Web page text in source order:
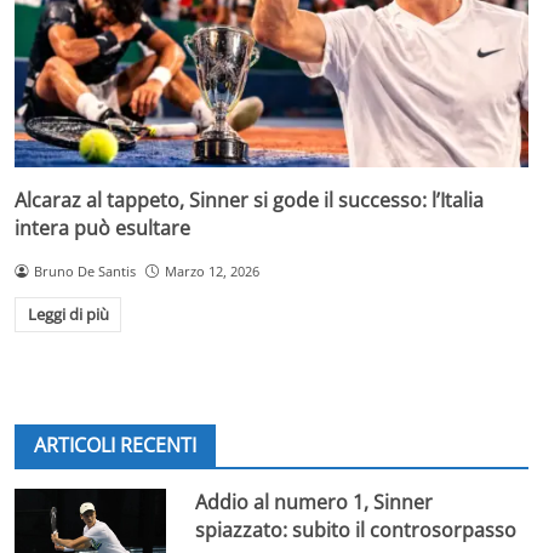
Alcaraz al tappeto, Sinner si gode il successo: l’Italia
intera può esultare
Bruno De Santis Marzo 12, 2026
Leggi di più
ARTICOLI RECENTI
Addio al numero 1, Sinner
spiazzato: subito il controsorpasso